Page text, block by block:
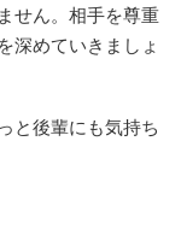
せん。相手を尊重
深めていきましょ
と後輩にも気持ち